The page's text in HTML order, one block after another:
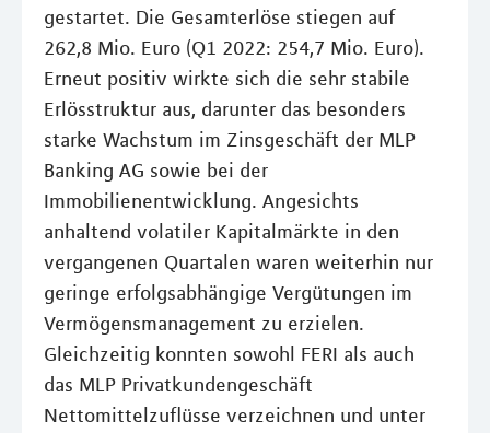
gestartet. Die Gesamterlöse stiegen auf
262,8 Mio. Euro (Q1 2022: 254,7 Mio. Euro).
Erneut positiv wirkte sich die sehr stabile
Erlösstruktur aus, darunter das besonders
starke Wachstum im Zinsgeschäft der MLP
Banking AG sowie bei der
Immobilienentwicklung. Angesichts
anhaltend volatiler Kapitalmärkte in den
vergangenen Quartalen waren weiterhin nur
geringe erfolgsabhängige Vergütungen im
Vermögensmanagement zu erzielen.
Gleichzeitig konnten sowohl FERI als auch
das MLP Privatkundengeschäft
Nettomittelzuflüsse verzeichnen und unter